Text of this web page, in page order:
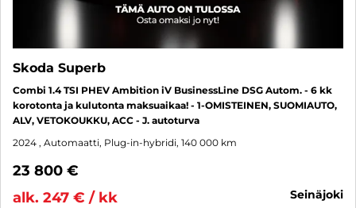
Skoda Superb
Combi 1.4 TSI PHEV Ambition iV BusinessLine DSG Autom. - 6 kk
korotonta ja kulutonta maksuaikaa! - 1-OMISTEINEN, SUOMIAUTO,
ALV, VETOKOUKKU, ACC - J. autoturva
2024 , Automaatti, Plug-in-hybridi, 140 000 km
23 800 €
alk. 247 € / kk
seinäjoki